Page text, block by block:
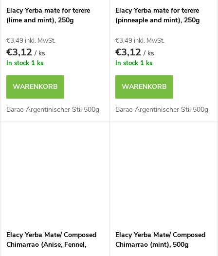
n
g
t
e
Elacy Yerba mate for terere
(lime and mint), 250g
€3,49 inkl. MwSt.
€3,12/ ks
In stock 1 ks
WARENKORB
Barao Argentinischer Stil 500g
Elacy Yerba mate for terere
(pinneaple and mint), 250g
€3,49 inkl. MwSt.
€3,12/ ks
In stock 1 ks
WARENKORB
Barao Argentinischer Stil 500g
Elacy Yerba Mate/ Composed
Chimarrao (Anise, Fennel,
Elacy Yerba Mate/ Composed
Chimarrao (mint), 500g